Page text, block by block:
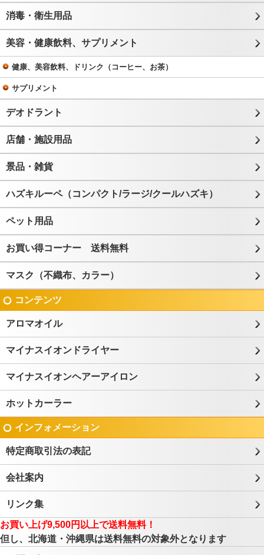
消毒・衛生用品
美容・健康飲料、サプリメント
健康、美容飲料、ドリンク（コーヒー、お茶）
サプリメント
デオドラント
店舗・施設用品
景品・雑貨
ハズキルーペ（コンパクト/ラージ/クールハズキ）
ペット用品
お買い得コーナー 送料無料
マスク（不織布、カラー）
コンテンツ
アロマオイル
マイナスイオンドライヤー
マイナスイオンヘアーアイロン
ホットカーラー
インフォメーション
特定商取引法の表記
会社案内
リンク集
お買い上げ9,500円以上で送料無料！
但し、北海道・沖縄県は送料無料の対象外となります